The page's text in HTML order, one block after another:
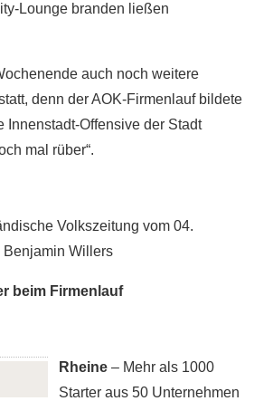
Lounge branden ließen
auch noch weitere
denn der AOK-Firmenlauf bildete
Innenstadt-Offensive der Stadt
mal rüber“.
Volkszeitung vom 04.
Benjamin Willers
beim Firmenlauf
Rheine – Mehr als 1000
Starter aus 50 Unternehmen